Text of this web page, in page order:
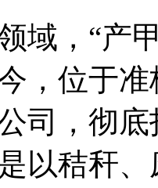
域，“产
，位于
司，彻
以秸秆